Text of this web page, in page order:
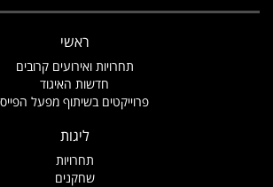
ראשי
תחרויות ואירועים קרובים
חדשות האיגוד
פרוייקטים בשיתוף מפעל הפייס
ליגות
תחרויות
שחקנים